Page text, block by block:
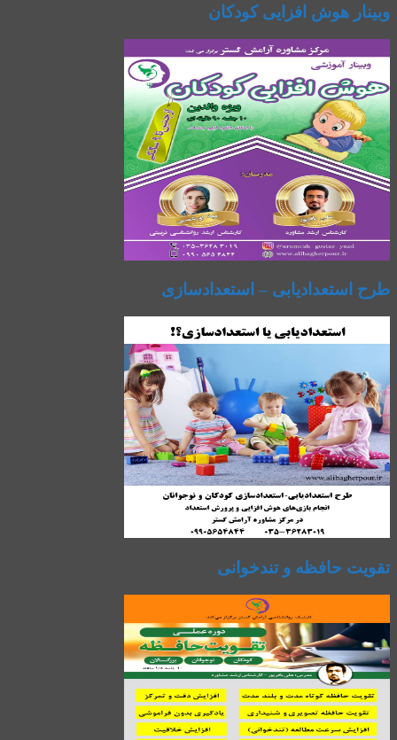
وبینار هوش افزایی کودکان
طرح استعدادیابی – استعدادسازی
تقویت حافظه و تندخوانی